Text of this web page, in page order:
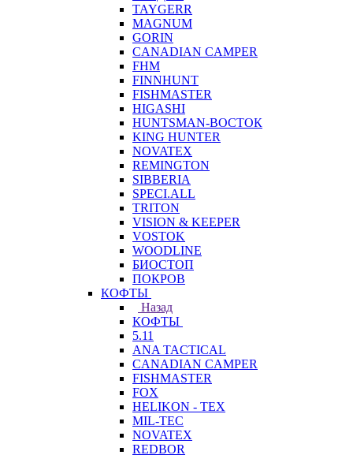
TAYGERR
MAGNUM
GORIN
CANADIAN CAMPER
FHM
FINNHUNT
FISHMASTER
HIGASHI
HUNTSMAN-ВОСТОК
KING HUNTER
NOVATEX
REMINGTON
SIBBERIA
SPECI.ALL
TRITON
VISION & KEEPER
VOSTOK
WOODLINE
БИОСТОП
ПОКРОВ
КОФТЫ
Назад
КОФТЫ
5.11
ANA TACTICAL
CANADIAN CAMPER
FISHMASTER
FOX
HELIKON - TEX
MIL-TEC
NOVATEX
REDBOR